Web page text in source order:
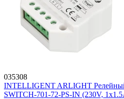
035308
INTELLIGENT ARLIGHT
SWITCH-701-72-PS-IN (230V,